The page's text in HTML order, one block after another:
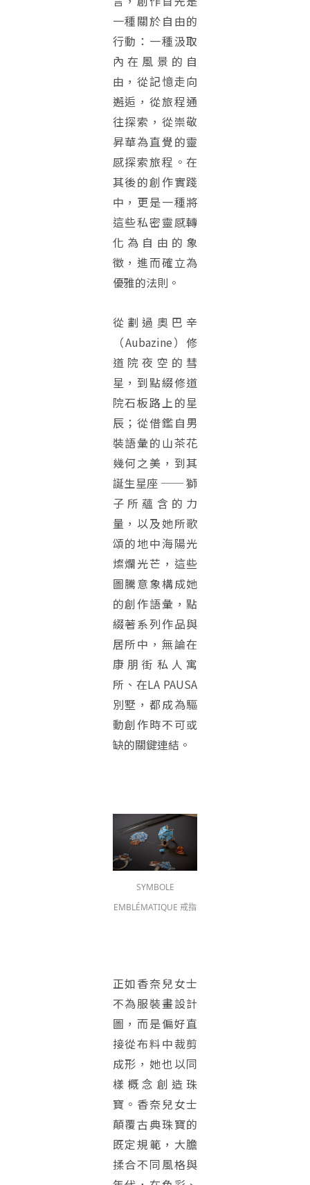
一種關於自由的
行動：一種汲取
內在風景的自
由，從記憶走向
邂逅，從旅程通
往探索，從崇敬
昇華為直覺的靈
感探索旅程。在
其後的創作實踐
中，更是一種將
這些私密靈感轉
化為自由的象
徵，進而確立為
優雅的法則。
從劃過奧巴辛
（Aubazine）修
道院夜空的彗
星，到點綴修道
院石板路上的星
辰；從借鑑自男
裝語彙的山茶花
幾何之美，到其
誕生星座 ── 獅
子所蘊含的力
量，以及她所歌
頌的地中海陽光
燦爛光芒，這些
圖騰意象構成她
的創作語彙，點
綴著系列作品與
居所中，無論在
康朋街私人寓
所、在LA PAUSA
別墅，都成為驅
動創作時不可或
缺的關鍵連結。
SYMBOLE
EMBLÉMATIQUE 戒指
正如香奈兒女士
不為服裝畫設計
圖，而是偏好直
接從布料中裁剪
成形，她也以同
樣概念創造珠
寶。香奈兒女士
顛覆古典珠寶的
既定規範，大膽
揉合不同風格與